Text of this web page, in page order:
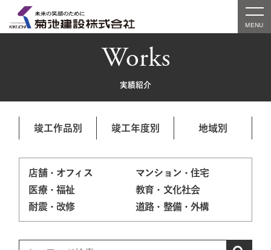
Works
実績紹介
竣工作品別 竣工年度別 地域別
店舗・オフィス
マンション・住宅
医療・福祉
教育・文化社会
耐震・改修
道路・整備・外構